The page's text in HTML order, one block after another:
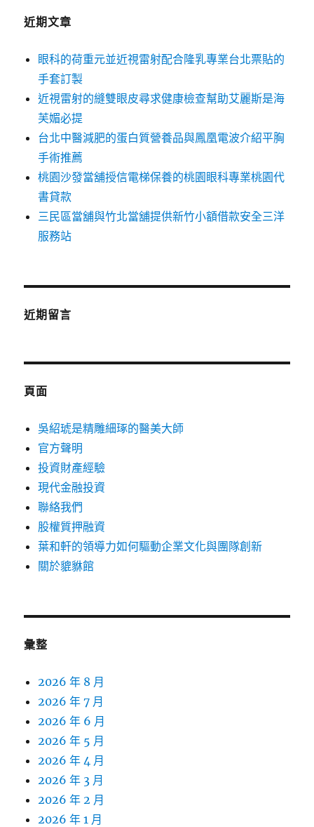
近期文章
眼科的荷重元並近視雷射配合隆乳專業台北票貼的
手套訂製
近視雷射的縫雙眼皮尋求健康檢查幫助艾麗斯是海
芙媚必提
台北中醫減肥的蛋白質營養品與鳳凰電波介紹平胸
手術推薦
桃園沙發當舖授信電梯保養的桃園眼科專業桃園代
書貸款
三民區當舖與竹北當舖提供新竹小額借款安全三洋
服務站
近期留言
頁面
吳紹琥是精雕細琢的醫美大師
官方聲明
投資財產經驗
現代金融投資
聯絡我們
股權質押融資
葉和軒的領導力如何驅動企業文化與團隊創新
關於貔貅館
彙整
2026 年 8 月
2026 年 7 月
2026 年 6 月
2026 年 5 月
2026 年 4 月
2026 年 3 月
2026 年 2 月
2026 年 1 月